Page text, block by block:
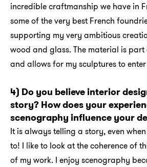
incredible craftmanship we have in
some of the very best French
supporting my very ambitious
wood and glass. The material is
and allows for my sculptures to
4) Do you believe interior
story? How does your
scenography influence your
It is always telling a story, even
to! I like to look at the coherence of
of my work. I enjoy scenography